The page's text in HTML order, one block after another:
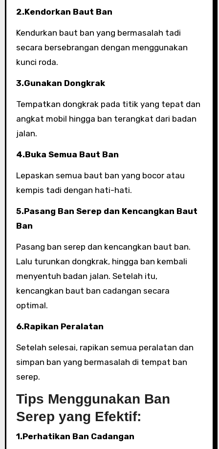
2.Kendorkan Baut Ban
Kendurkan baut ban yang bermasalah tadi
secara bersebrangan dengan menggunakan
kunci roda.
3.Gunakan Dongkrak
Tempatkan dongkrak pada titik yang tepat dan
angkat mobil hingga ban terangkat dari badan
jalan.
4.Buka Semua Baut Ban
Lepaskan semua baut ban yang bocor atau
kempis tadi dengan hati-hati.
5.Pasang Ban Serep dan Kencangkan Baut
Ban
Pasang ban serep dan kencangkan baut ban.
Lalu turunkan dongkrak, hingga ban kembali
menyentuh badan jalan. Setelah itu,
kencangkan baut ban cadangan secara
optimal.
6.Rapikan Peralatan
Setelah selesai, rapikan semua peralatan dan
simpan ban yang bermasalah di tempat ban
serep.
Tips Menggunakan Ban
Serep yang Efektif:
1.Perhatikan Ban Cadangan